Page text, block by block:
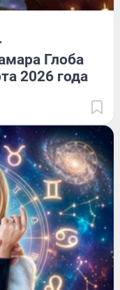
Глоба
2026 года